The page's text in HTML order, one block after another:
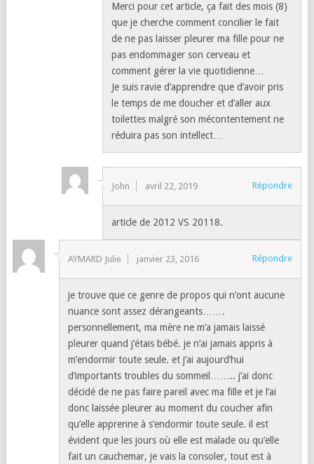
Merci pour cet article, ça fait des mois (8)
que je cherche comment concilier le fait
de ne pas laisser pleurer ma fille pour ne
pas endommager son cerveau et
comment gérer la vie quotidienne…
Je suis ravie d’apprendre que d’avoir pris
le temps de me doucher et d’aller aux
toilettes malgré son mécontentement ne
réduira pas son intellect…
John avril 22, 2019 Répondre
article de 2012 VS 20118.
AYMARD Julie janvier 23, 2016 Répondre
je trouve que ce genre de propos qui n’ont aucune
nuance sont assez dérangeants…….
personnellement, ma mère ne m’a jamais laissé
pleurer quand j’étais bébé. je n’ai jamais appris à
m’endormir toute seule. et j’ai aujourd’hui
d’importants troubles du sommeil…….. j’ai donc
décidé de ne pas faire pareil avec ma fille et je l’ai
donc laissée pleurer au moment du coucher afin
qu’elle apprenne à s’endormir toute seule. il est
évident que les jours où elle est malade ou qu’elle
fait un cauchemar, je vais la consoler, tout est à